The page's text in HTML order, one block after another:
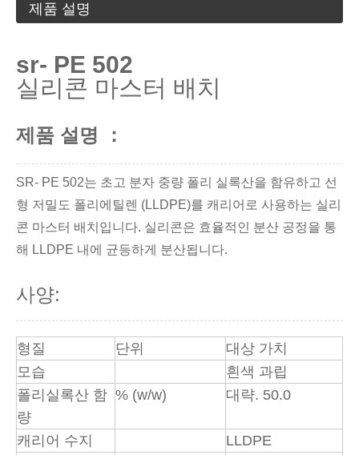
제품 설명
sr- PE 502
실리콘 마스터 배치
제품 설명 ：
SR- PE 502는 초고 분자 중량 폴리 실록산을 함유하고 선
형 저밀도 폴리에틸렌 (LLDPE)를 캐리어로 사용하는 실리
콘 마스터 배치입니다. 실리콘은 효율적인 분산 공정을 통
해 LLDPE 내에 균등하게 분산됩니다.
사양:
형질 단위
대상 가치
모습
흰색 과립
폴리실록산 함
량
% (w/w) 대략. 50.0
캐리어 수지
LLDPE